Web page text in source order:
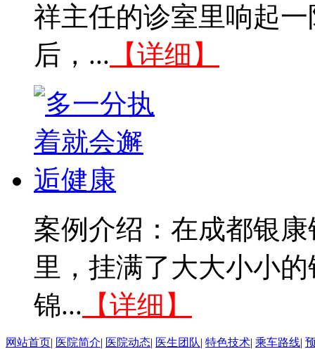
祥主任的诊室里响起
后，... 【详细】
案例介绍：在成都银
里，挂满了大大小小
锦... 【详细】
网站首页| 医院简介| 医院动态| 医生团队| 特色技术| 乘车路线|